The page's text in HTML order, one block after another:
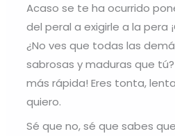
Acaso se te ha ocurrido
del peral a exigirle a la pera
¿No ves que todas las
sabrosas y maduras que tú?
más rápida! Eres tonta,
quiero.
Sé que no, sé que sabes